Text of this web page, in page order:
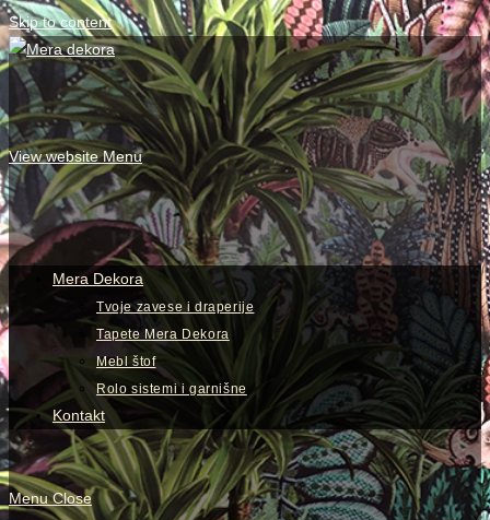
Skip to content
View website Menu
Mera Dekora
Tvoje zavese i draperije
Tapete Mera Dekora
Mebl štof
Rolo sistemi i garnišne
Kontakt
Menu Close